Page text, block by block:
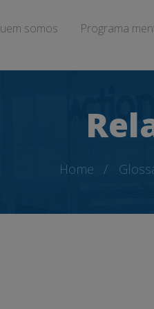
somos Programa
Home